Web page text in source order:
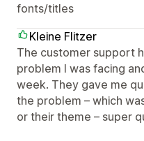
fonts/titles
Kleine Flitzer
The customer support
problem I was facing
week. They gave me
the problem – which
or their theme – super